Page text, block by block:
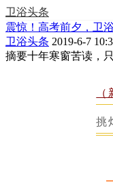
卫浴头条
震惊！高考前夕，卫
卫浴头条 2019-6-7
摘要十年寒窗苦读，
挑